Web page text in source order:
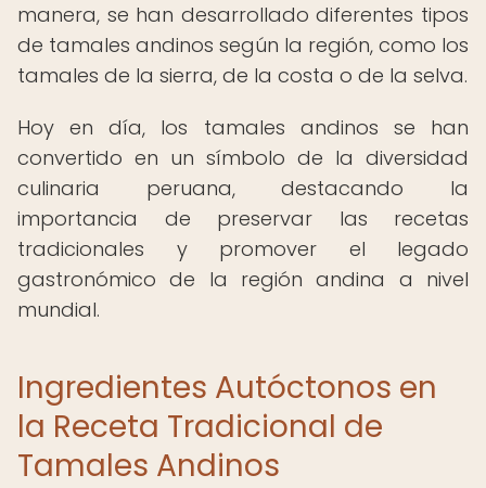
manera, se han desarrollado diferentes tipos
de tamales andinos según la región, como los
tamales de la sierra, de la costa o de la selva.
Hoy en día, los tamales andinos se han
convertido en un símbolo de la diversidad
culinaria peruana, destacando la
importancia de preservar las recetas
tradicionales y promover el legado
gastronómico de la región andina a nivel
mundial.
Ingredientes Autóctonos en
la Receta Tradicional de
Tamales Andinos